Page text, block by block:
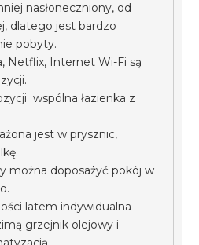
nasłoneczniony, od
dlatego jest bardzo
pobyty.
Netflix, Internet Wi-Fi są
wspólna łazienka z
jest w prysznic,
można doposażyć pokój w
latem indywidualna
grzejnik olejowy i